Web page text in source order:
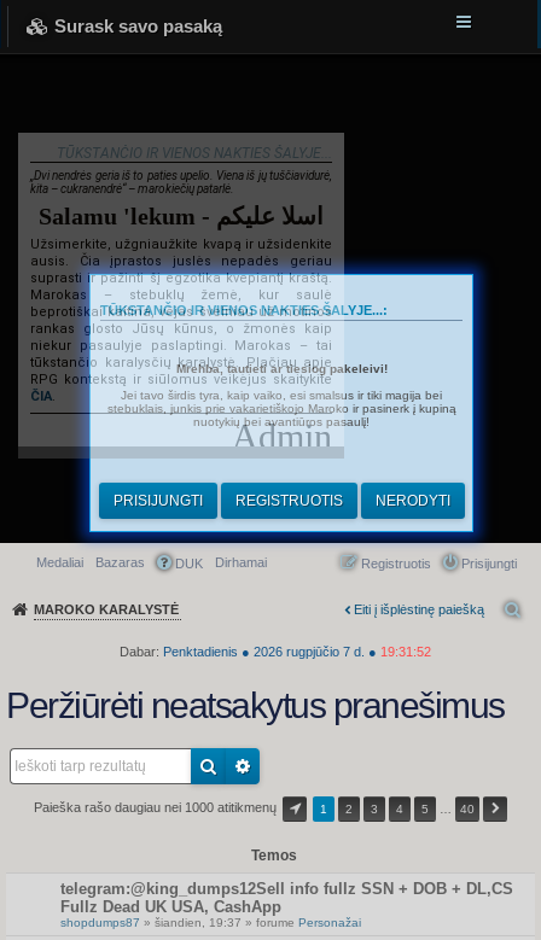
Surask savo pasaką
TŪKSTANČIO IR VIENOS NAKTIES ŠALYJE...
„Dvi nendrės geria iš to paties upelio. Viena iš jų tuščiavidurė,
kita – cukranendrė“ – marokiečių patarlė.
Salamu 'lekum - اسلا عليكم
Užsimerkite, užgniaužkite kvapą ir užsidenkite
ausis. Čia įprastos juslės nepadės geriau
suprasti ir pažinti šį egzotika kvepiantį kraštą.
Marokas – stebuklų žemė, kur saulė
beprotiškai kaitina, vėjas švelniau už motinos
rankas glosto Jūsų kūnus, o žmonės kaip
niekur pasaulyje paslaptingi. Marokas – tai
tūkstančio karalysčių karalystė. Plačiau apie
RPG kontekstą ir siūlomus veikėjus skaitykite
ČIA.
Admin
Greitasis meniu
Medaliai Bazaras DUK Dirhamai Prisijungti
Registruotis
MAROKO KARALYSTĖ Eiti į išplėstinę paiešką
Dabar: Penktadienis ● 2026 rugpjūčio 7 d. ● 19:31:52
TŪKSTANČIO IR VIENOS NAKTIES ŠALYJE...:
Mrehba, tautieti ar tiesiog pakeleivi!
Jei tavo širdis tyra, kaip vaiko, esi smalsus ir tiki magija bei
stebuklais, junkis prie vakarietiškojo Maroko ir pasinerk į kupiną
nuotykių bei avantiūros pasaulį!
PRISIJUNGTI REGISTRUOTIS NERODYTI
Peržiūrėti neatsakytus pranešimus
Paieška rašo daugiau nei 1000 atitikmenų 1 2 3 4 5 40
Temos
telegram:@king_dumps12Sell info fullz SSN + DOB + DL,CS
Fullz Dead UK USA, CashApp
shopdumps87 » šiandien, 19:37 » forume Personažai